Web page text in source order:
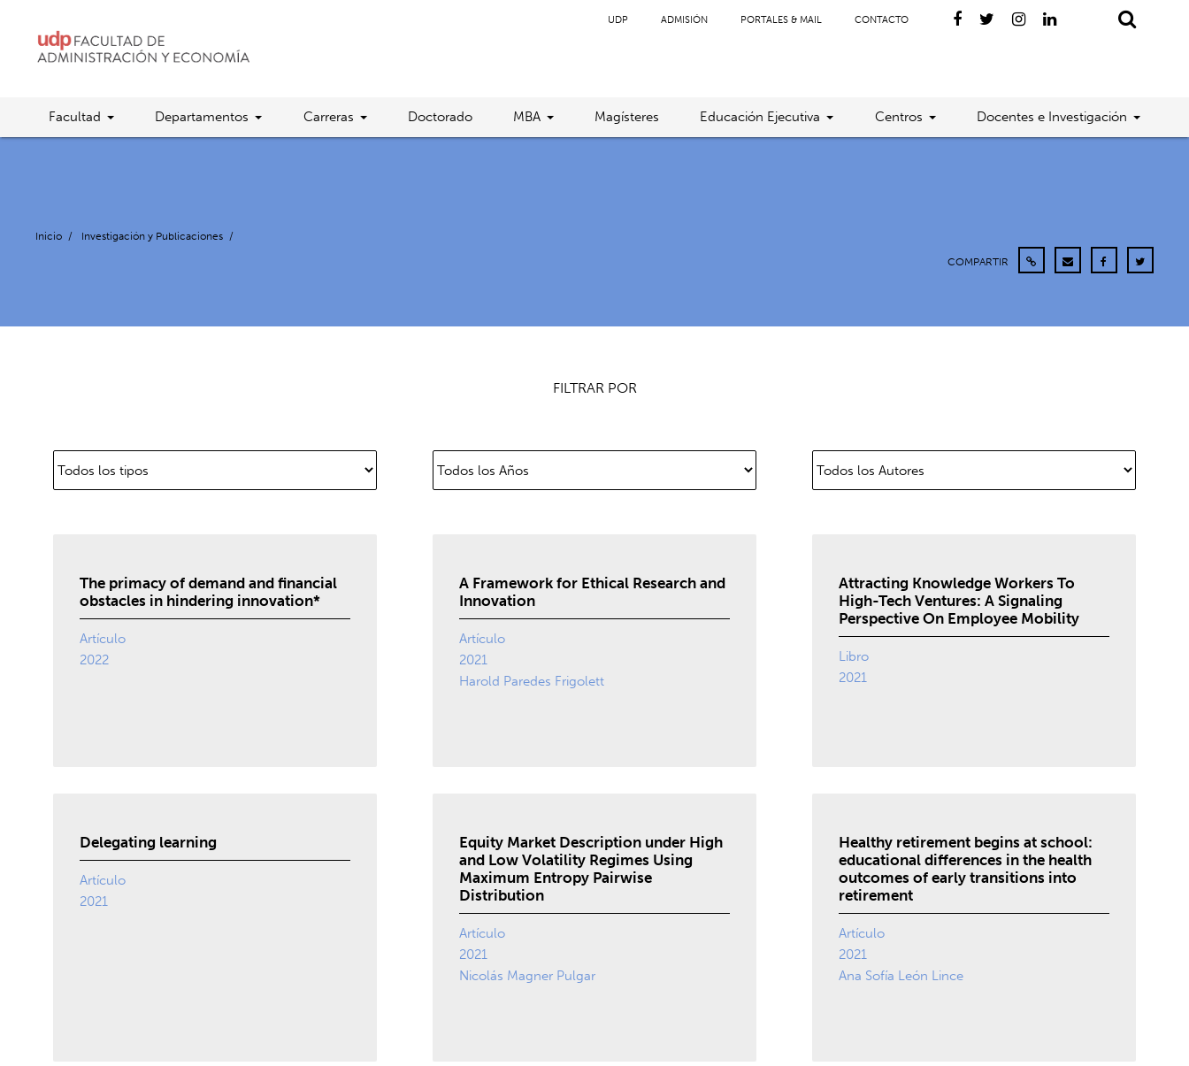
UDP ADMISIÓN PORTALES & MAIL CONTACTO
Facultad Departamentos Carreras Doctorado MBA Magísteres Educación Ejecutiva Centros Docentes e Investigación
Inicio / Investigación y Publicaciones /
COMPARTIR
FILTRAR POR
The primacy of demand and financial
obstacles in hindering innovation*
Artículo
2022
A Framework for Ethical Research and
Innovation
Artículo
2021
Harold Paredes Frigolett
Attracting Knowledge Workers To
High-Tech Ventures: A Signaling
Perspective On Employee Mobility
Libro
2021
Delegating learning
Artículo
2021
Equity Market Description under High
and Low Volatility Regimes Using
Maximum Entropy Pairwise
Distribution
Artículo
2021
Nicolás Magner Pulgar
Healthy retirement begins at school:
educational differences in the health
outcomes of early transitions into
retirement
Artículo
2021
Ana Sofía León Lince